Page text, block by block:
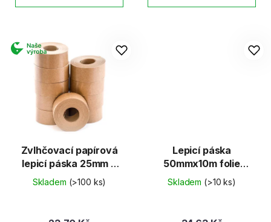
Zvlhčovací papírová
lepicí páska 25mm x
50m
Skladem (>100 ks)
Lepicí páska
50mmx10m folie
oboustranná
kobercová
Skladem (>10 ks)